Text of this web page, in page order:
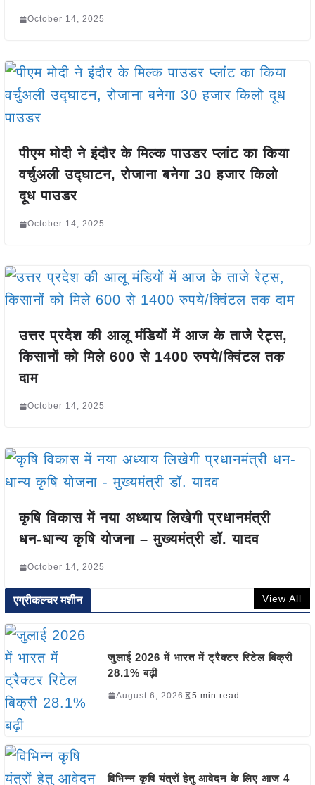
October 14, 2025
पीएम मोदी ने इंदौर के मिल्‍क पाउडर प्लांट का किया
वर्चुअली उद्घाटन, रोजाना बनेगा 30 हजार किलो
दूध पाउडर
October 14, 2025
उत्तर प्रदेश की आलू मंडियों में आज के ताजे रेट्स,
किसानों को मिले 600 से 1400 रुपये/क्विंटल तक
दाम
October 14, 2025
कृषि विकास में नया अध्याय लिखेगी प्रधानमंत्री
धन-धान्य कृषि योजना – मुख्यमंत्री डॉ. यादव
October 14, 2025
एग्रीकल्चर मशीन View All
जुलाई 2026 में भारत में ट्रैक्टर रिटेल बिक्री
28.1% बढ़ी
August 6, 2026 5 min read
विभिन्न कृषि यंत्रों हेतु आवेदन के लिए आज 4